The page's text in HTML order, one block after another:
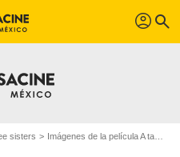
profil search
sisters Imágenes de la película A tale of three sisters